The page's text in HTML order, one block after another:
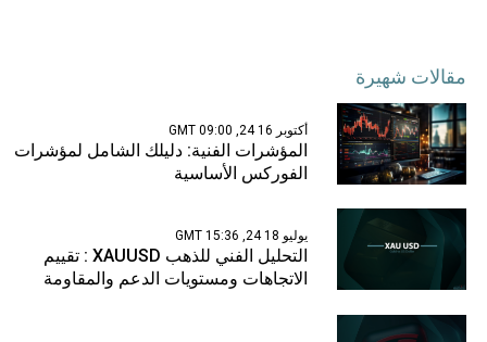
مقالات شهيرة
أكتوبر 16 24, 09:00 GMT
المؤشرات الفنية: دليلك الشامل لمؤشرات
الفوركس الأساسية
يوليو 18 24, 15:36 GMT
التحليل الفني للذهب XAUUSD : تقييم
الاتجاهات ومستويات الدعم والمقاومة